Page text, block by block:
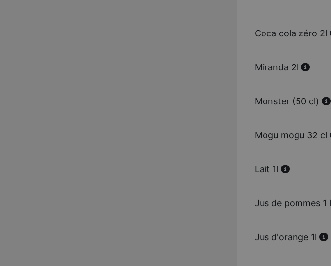
Coca cola zéro 2l
Miranda 2l
Monster (50 cl)
Mogu mogu 32 cl
Lait 1l
Jus de pommes 1 l
Jus d'orange 1l